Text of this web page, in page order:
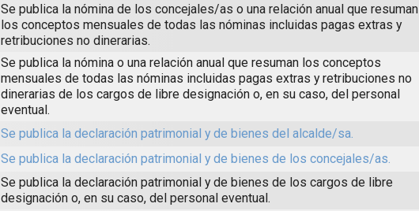
Se publica la nómina de los concejales/as o una relación anual que resuman
los conceptos mensuales de todas las nóminas incluidas pagas extras y
retribuciones no dinerarias.
Se publica la nómina o una relación anual que resuman los conceptos
mensuales de todas las nóminas incluidas pagas extras y retribuciones no
dinerarias de los cargos de libre designación o, en su caso, del personal
eventual.
Se publica la declaración patrimonial y de bienes del alcalde/sa.
Se publica la declaración patrimonial y de bienes de los concejales/as.
Se publica la declaración patrimonial y de bienes de los cargos de libre
designación o, en su caso, del personal eventual.